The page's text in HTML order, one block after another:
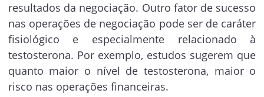
resultados da negociação. Outro fator de sucesso
nas operações de negociação pode ser de caráter
fisiológico e especialmente relacionado à
testosterona. Por exemplo, estudos sugerem que
quanto maior o nível de testosterona, maior o
risco nas operações financeiras.